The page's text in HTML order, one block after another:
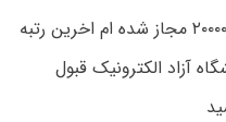
سلام من در رشته حسابداری با رتبه ۲۰۰۰۰ مجاز شده ام اخرین رتبه
در دانشگاه آزاد الکترونیک قبول